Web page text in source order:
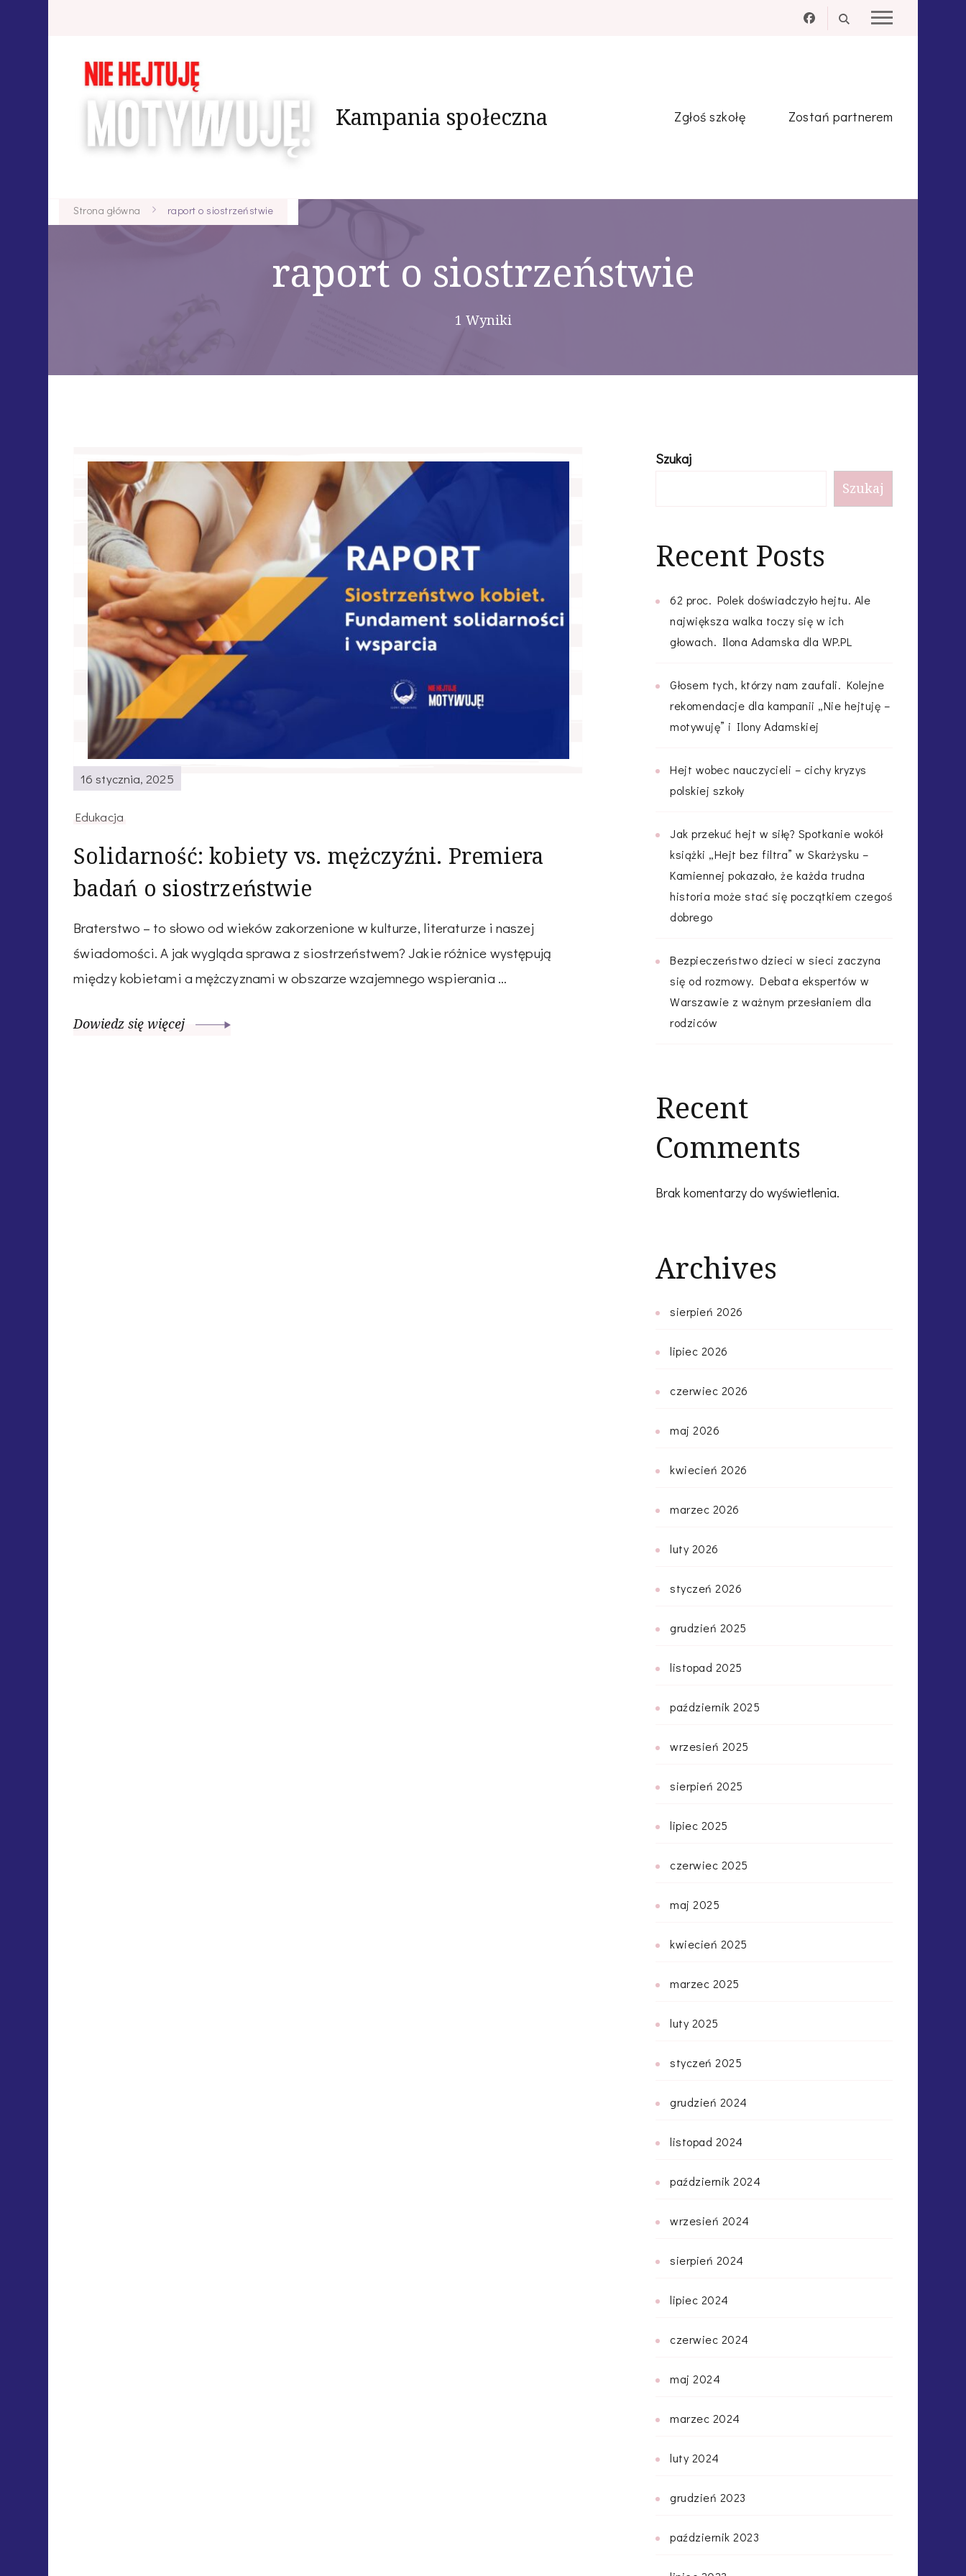
Kampania społeczna Zgłoś szkołę Zostań partnerem
Strona główna raport o siostrzeństwie
raport o siostrzeństwie
1 Wyniki
16 stycznia, 2025
Edukacja
Solidarność: kobiety vs. mężczyźni. Premiera
badań o siostrzeństwie
Braterstwo – to słowo od wieków zakorzenione w kulturze, literaturze i naszej
świadomości. A jak wygląda sprawa z siostrzeństwem? Jakie różnice występują
między kobietami a mężczyznami w obszarze wzajemnego wspierania …
Dowiedz się więcej
Szukaj
Szukaj
Recent Posts
62 proc. Polek doświadczyło hejtu. Ale
największa walka toczy się w ich
głowach. Ilona Adamska dla WP.PL
Głosem tych, którzy nam zaufali. Kolejne
rekomendacje dla kampanii „Nie hejtuję –
motywuję” i Ilony Adamskiej
Hejt wobec nauczycieli – cichy kryzys
polskiej szkoły
Jak przekuć hejt w siłę? Spotkanie wokół
książki „Hejt bez filtra” w Skarżysku –
Kamiennej pokazało, że każda trudna
historia może stać się początkiem czegoś
dobrego
Bezpieczeństwo dzieci w sieci zaczyna
się od rozmowy. Debata ekspertów w
Warszawie z ważnym przesłaniem dla
rodziców
Recent
Comments
Brak komentarzy do wyświetlenia.
Archives
sierpień 2026
lipiec 2026
czerwiec 2026
maj 2026
kwiecień 2026
marzec 2026
luty 2026
styczeń 2026
grudzień 2025
listopad 2025
październik 2025
wrzesień 2025
sierpień 2025
lipiec 2025
czerwiec 2025
maj 2025
kwiecień 2025
marzec 2025
luty 2025
styczeń 2025
grudzień 2024
listopad 2024
październik 2024
wrzesień 2024
sierpień 2024
lipiec 2024
czerwiec 2024
maj 2024
marzec 2024
luty 2024
grudzień 2023
październik 2023